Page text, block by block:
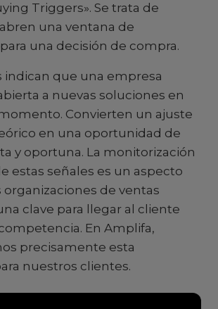
Triggers». Se trata de
una ventana de
una decisión de compra.
indican que una empresa
a nuevas soluciones en
Convierten un ajuste
en una oportunidad de
y oportuna. La monitorización
estas señales es un aspecto
organizaciones de ventas
clave para llegar al cliente
En Amplifa,
precisamente esta
nuestros clientes.